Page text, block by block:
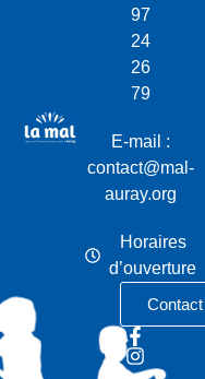
97
24
26
79
E-mail :
contact@mal-
auray.org
Horaires
d’ouverture
Contact